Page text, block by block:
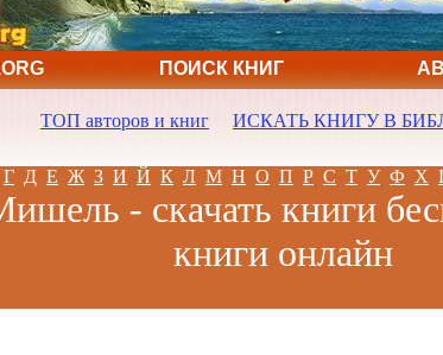
ПОИСК КНИГ
ТОП авторов и книг ИСКАТЬ КНИГУ В
Г Д Е Ж З И Й К Л М Н О П Р С Т У Ф Х
- скачать книги
книги онлайн